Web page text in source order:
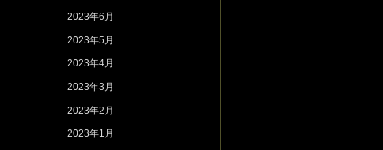
2023年6月
2023年5月
2023年4月
2023年3月
2023年2月
2023年1月